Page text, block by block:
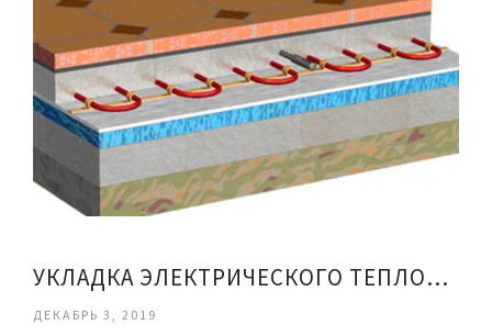
УКЛАДКА ЭЛЕКТРИЧЕСКОГО ТЕПЛОГО ПОЛА ПОД ПЛИТКУ
ДЕКАБРЬ 3, 2019